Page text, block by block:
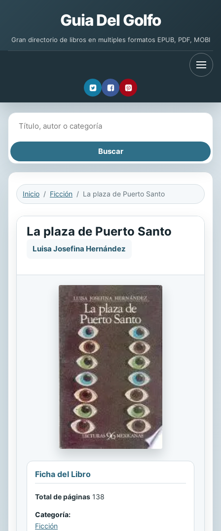
Guia Del Golfo
Gran directorio de libros en multiples formatos EPUB, PDF, MOBI
Inicio Ficción La plaza de Puerto Santo
La plaza de Puerto Santo
Luisa Josefina Hernández
Ficha del Libro
Total de páginas 138
Categoría:
Ficción